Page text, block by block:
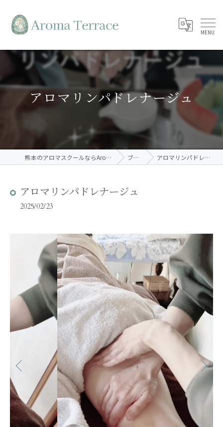
アロマリンパドレナージュ
熊本のアロマスクールならAroma Terrace ブログ アロマリンパドレナージュ
アロマリンパドレナージュ
2025/02/23